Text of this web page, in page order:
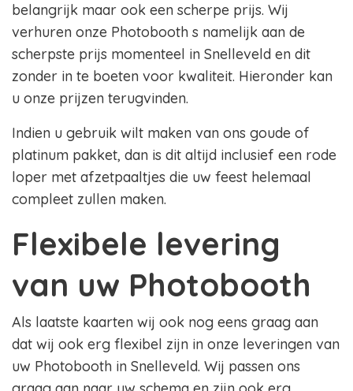
belangrijk maar ook een scherpe prijs. Wij
verhuren onze Photobooth s namelijk aan de
scherpste prijs momenteel in Snelleveld en dit
zonder in te boeten voor kwaliteit. Hieronder kan
u onze prijzen terugvinden.
Indien u gebruik wilt maken van ons goude of
platinum pakket, dan is dit altijd inclusief een rode
loper met afzetpaaltjes die uw feest helemaal
compleet zullen maken.
Flexibele levering
van uw Photobooth
Als laatste kaarten wij ook nog eens graag aan
dat wij ook erg flexibel zijn in onze leveringen van
uw Photobooth in Snelleveld. Wij passen ons